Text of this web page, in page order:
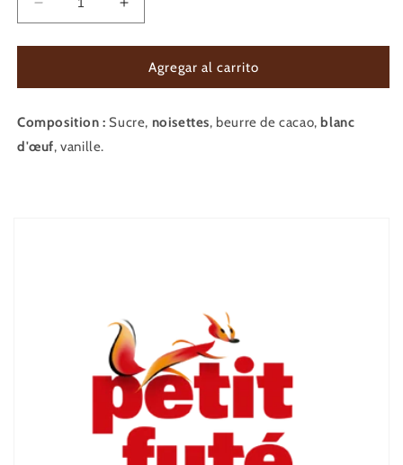
Reducir
cantidad
para
D&#39;ARIÈGE
Aumentar
cantidad
para
FLOCONS
D&#39;ARIÈGE
Agregar al carrito
Composition : Sucre, noisettes, beurre de cacao, blanc
d'œuf, vanille.